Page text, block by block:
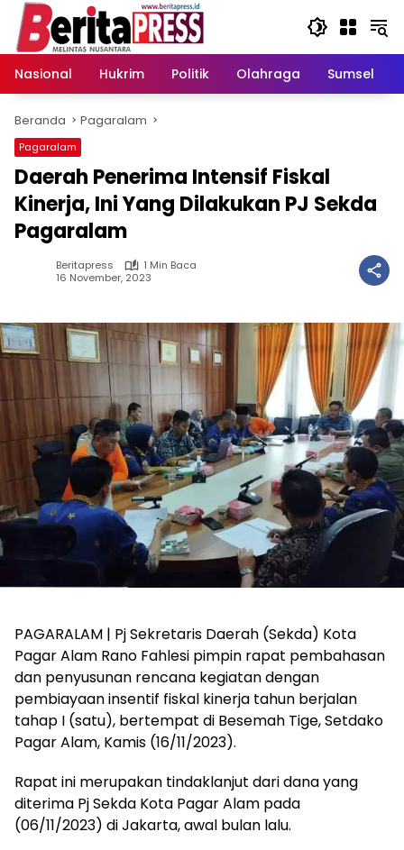
Langsung
konten
Nasional
Hukrim Politik Olahraga Sumsel
Beranda Pagaralam
Pagaralam
Daerah Penerima Intensif Fiskal
Kinerja, Ini Yang Dilakukan PJ Sekda
Pagaralam
Beritapress
1 Min Baca
16 November, 2023
PAGARALAM | Pj Sekretaris Daerah (Sekda) Kota
Pagar Alam Rano Fahlesi pimpin rapat pembahasan
dan penyusunan rencana kegiatan dengan
pembiayaan insentif fiskal kinerja tahun berjalan
tahap I (satu), bertempat di Besemah Tige, Setdako
Pagar Alam, Kamis (16/11/2023).
Rapat ini merupakan tindaklanjut dari dana yang
diterima Pj Sekda Kota Pagar Alam pada
(06/11/2023) di Jakarta, awal bulan lalu.